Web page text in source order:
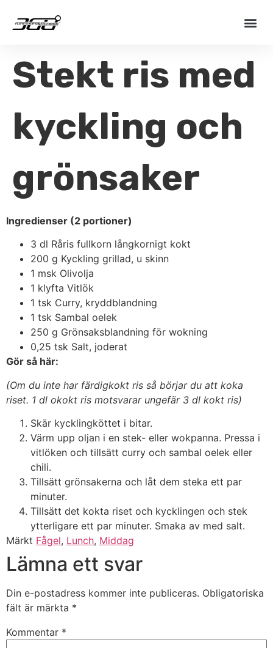
Stekt ris med
kyckling och
grönsaker
Ingredienser (2 portioner)
3 dl Råris fullkorn långkornigt kokt
200 g Kyckling grillad, u skinn
1 msk Olivolja
1 klyfta Vitlök
1 tsk Curry, kryddblandning
1 tsk Sambal oelek
250 g Grönsaksblandning för wokning
0,25 tsk Salt, joderat
Gör så här:
(Om du inte har färdigkokt ris så börjar du att koka
riset. 1 dl okokt ris motsvarar ungefär 3 dl kokt ris)
Skär kycklingköttet i bitar.
Värm upp oljan i en stek- eller wokpanna. Pressa i
vitlöken och tillsätt curry och sambal oelek eller
chili.
Tillsätt grönsakerna och låt dem steka ett par
minuter.
Tillsätt det kokta riset och kycklingen och stek
ytterligare ett par minuter. Smaka av med salt.
Märkt Fågel, Lunch, Middag
Lämna ett svar
Din e-postadress kommer inte publiceras. Obligatoriska
fält är märkta *
Kommentar *